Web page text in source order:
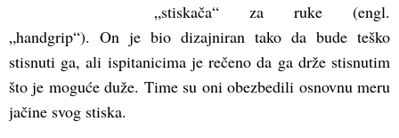
„stiskača“ za ruke (engl.
„handgrip“). On je bio dizajniran tako da bude teško
stisnuti ga, ali ispitanicima je rečeno da ga drže stisnutim
što je moguće duže. Time su oni obezbedili osnovnu meru
jačine svog stiska.